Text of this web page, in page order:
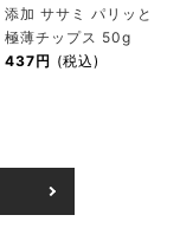
添加 ササミ パリッと
極薄チップス 50g
437円 (税込)